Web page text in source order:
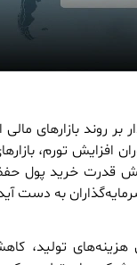
روند بازارهای
افزایش تورم،
قدرت خرید پول
به دست
هزینه‌های